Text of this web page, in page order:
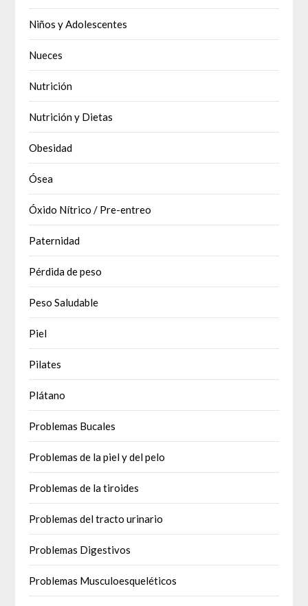
Niños y Adolescentes
Nueces
Nutrición
Nutrición y Dietas
Obesidad
Ósea
Óxido Nítrico / Pre-entreo
Paternidad
Pérdida de peso
Peso Saludable
Piel
Pilates
Plátano
Problemas Bucales
Problemas de la piel y del pelo
Problemas de la tiroides
Problemas del tracto urinario
Problemas Digestivos
Problemas Musculoesqueléticos